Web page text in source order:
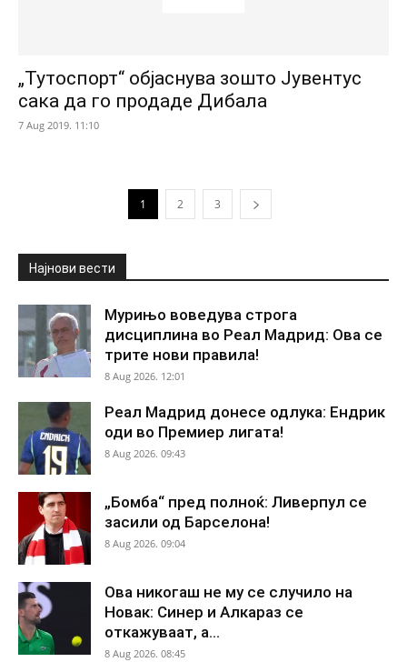
„Тутоспорт“ објаснува зошто Јувентус
сака да го продаде Дибала
7 Aug 2019. 11:10
1 2 3
Најнови вести
Мурињо воведува строга
дисциплина во Реал Мадрид: Ова се
трите нови правила!
8 Aug 2026. 12:01
Реал Мадрид донесе одлука: Ендрик
оди во Премиер лигата!
8 Aug 2026. 09:43
„Бомба“ пред полноќ: Ливерпул се
засили од Барселона!
8 Aug 2026. 09:04
Ова никогаш не му се случило на
Новак: Синер и Алкараз се
откажуваат, а...
8 Aug 2026. 08:45